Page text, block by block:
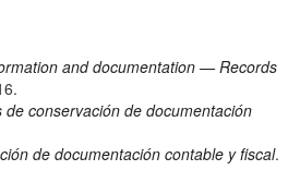
and documentation — Records
de conservación de documentación
de documentación contable y fiscal.